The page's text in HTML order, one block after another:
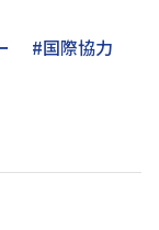
#国際協力